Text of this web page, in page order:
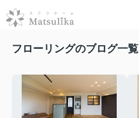
フローリングのブログ一覧